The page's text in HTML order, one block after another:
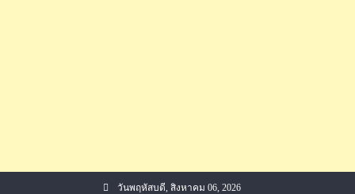
วันพฤหัสบดี, สิงหาคม 06, 2026